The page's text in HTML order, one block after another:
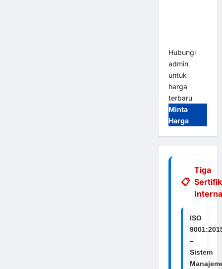
Hubungi
admin
untuk
harga
terbaru
Minta
Harga
Tiga
ISO
–
Sistem